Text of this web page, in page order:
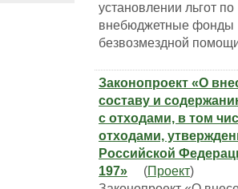
установлении льгот
внебюджетные фонды
безвозмездной
Законопроект «О
составу и
с отходами, в том
отходами,
Российской
197» (Проект)